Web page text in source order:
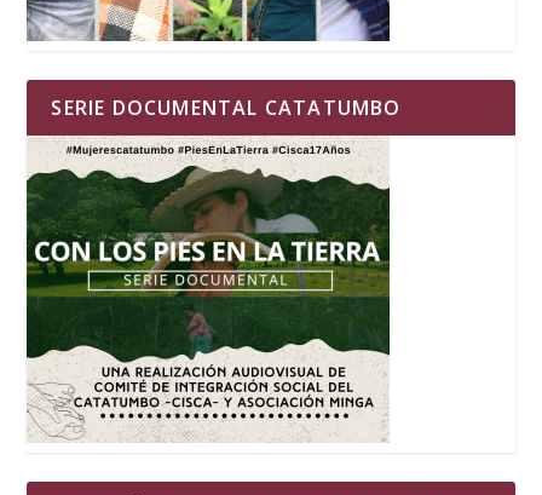
SERIE DOCUMENTAL CATATUMBO